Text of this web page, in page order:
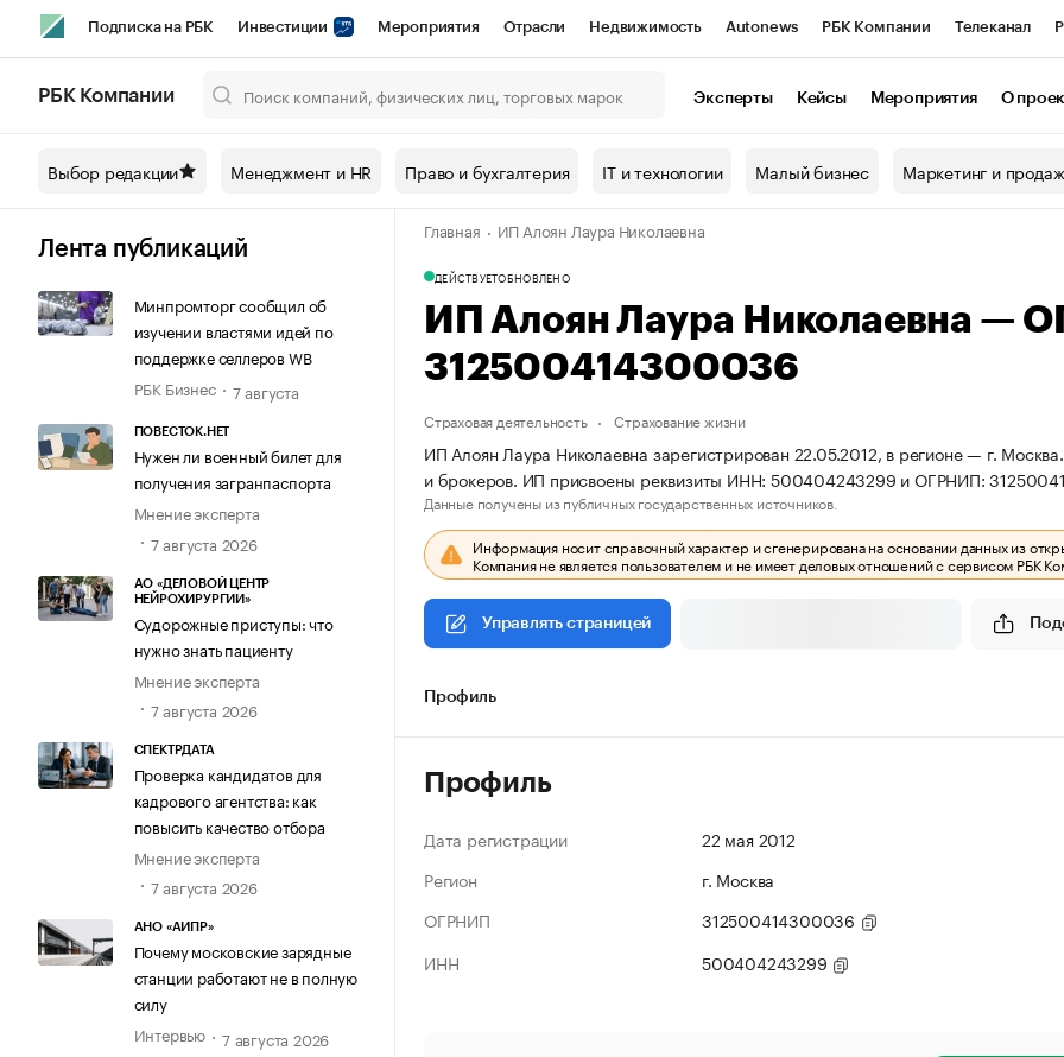
Подписка на РБК Инвестиции Мероприятия Отрасли Недвижимость Autonews РБК Компании Телеканал
Спецпроекты СПб Конференции СПб Спецпроекты Проверка контрагентов
Технологии и медиа Рынок наличной валюты
РБК Компании Эксперты Кейсы Мероприятия О
Выбор редакции Менеджмент и HR Право и бухгалтерия IT и технологии Малый бизнес Маркетинг и
Лента публикаций
Минпромторг сообщил об
изучении властями идей по
поддержке селлеров WB
РБК Бизнес
7 августа
ПОВЕСТОК.НЕТ
Нужен ли военный билет для
получения загранпаспорта
Мнение эксперта
7 августа 2026
АО «ДЕЛОВОЙ ЦЕНТР
НЕЙРОХИРУРГИИ»
Судорожные приступы: что
нужно знать пациенту
Мнение эксперта
7 августа 2026
СПЕКТРДАТА
Проверка кандидатов для
кадрового агентства: как
повысить качество отбора
Мнение эксперта
7 августа 2026
АНО «АИПР»
Почему московские зарядные
станции работают не в полную
силу
Интервью
7 августа 2026
Главная ИП Алоян Лаура Николаевна
ДЕЙСТВУЕТОБНОВЛЕНО
ИП Алоян Лаура Николаевна —
312500414300036
Страховая деятельность Страхование жизни
ИП Алоян Лаура Николаевна зарегистрирован 22.05.2012, в регионе — г.
и брокеров. ИП присвоены реквизиты ИНН: 500404243299 и ОГРНИП:
Данные получены из публичных государственных источников.
Информация носит справочный характер и сгенерирована на основании данных из
Компания не является пользователем и не имеет деловых отношений с сервисом РБК
Управлять страницей
Профиль
Профиль
Дата регистрации
22 мая 2012
Регион
г. Москва
ОГРНИП
312500414300036
ИНН
500404243299